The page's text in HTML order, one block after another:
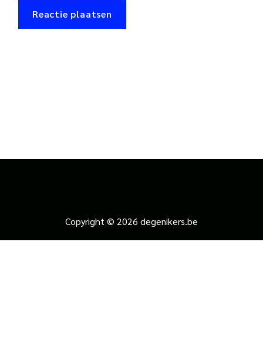
Copyright © 2026 degenikers.be